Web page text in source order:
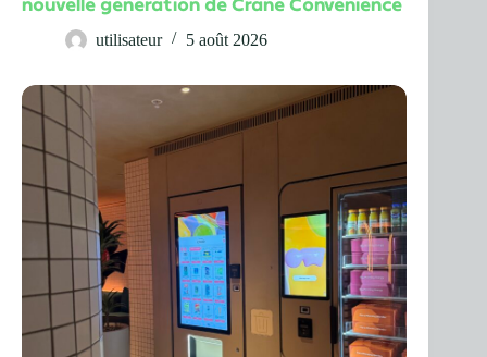
utilisateur 5 août 2026